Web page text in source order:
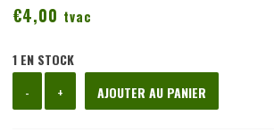
€4,00 tvac
1 EN STOCK
-
de
+ AJOUTER AU PANIER